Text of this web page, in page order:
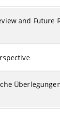
and Future